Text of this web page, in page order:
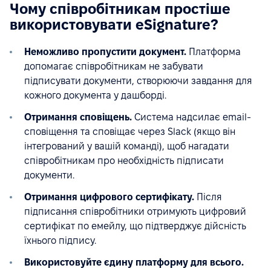
Чому співробітникам простіше
використовувати eSignature?
Неможливо пропустити документ. Платформа
допомагає співробітникам не забувати
підписувати документи, створюючи завдання для
кожного документа у дашборді.
Отримання сповіщень. Система надсилає email-
сповіщення та сповіщає через Slack (якщо він
інтегрований у вашій команді), щоб нагадати
співробітникам про необхідність підписати
документи.
Отримання цифрового сертифікату. Після
підписання співробітники отримують цифровий
сертифікат по емейлу, що підтверджує дійсність
їхнього підпису.
Використовуйте єдину платформу для всього.